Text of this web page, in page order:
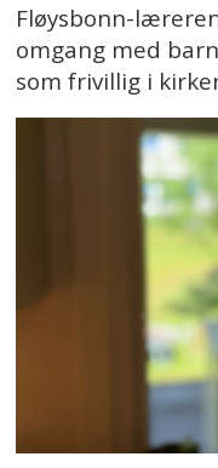
Fløysbonn-
omgang med
som frivillig i